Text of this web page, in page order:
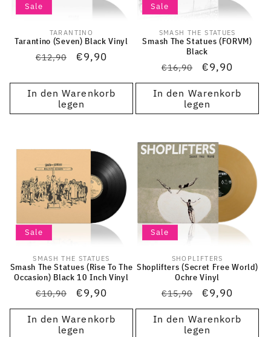
Sale
Anbieter:
TARANTINO
Tarantino (Seven) Black Vinyl
Normaler
€12,90 Verkaufspreis
€9,90
In den Warenkorb
legen
Sale
Anbieter:
SMASH THE STATUES
Smash The Statues (FORVM)
Black
Normaler
Preis
€16,90 €9,90
In den Warenkorb
legen
Sale
Anbieter:
SMASH THE STATUES
Smash The Statues (Rise To The
Occasion) Black 10 Inch Vinyl
Normaler
Preis
€10,90 Verkaufspreis
€9,90
In den Warenkorb
legen
Sale
Anbieter:
SHOPLIFTERS
Shoplifters (Secret Free World)
Ochre Vinyl
Normaler
Preis
€15,90 €9,90
In den Warenkorb
legen